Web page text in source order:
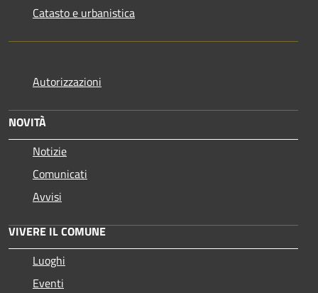
Catasto e urbanistica
Autorizzazioni
NOVITÀ
Notizie
Comunicati
Avvisi
VIVERE IL COMUNE
Luoghi
Eventi